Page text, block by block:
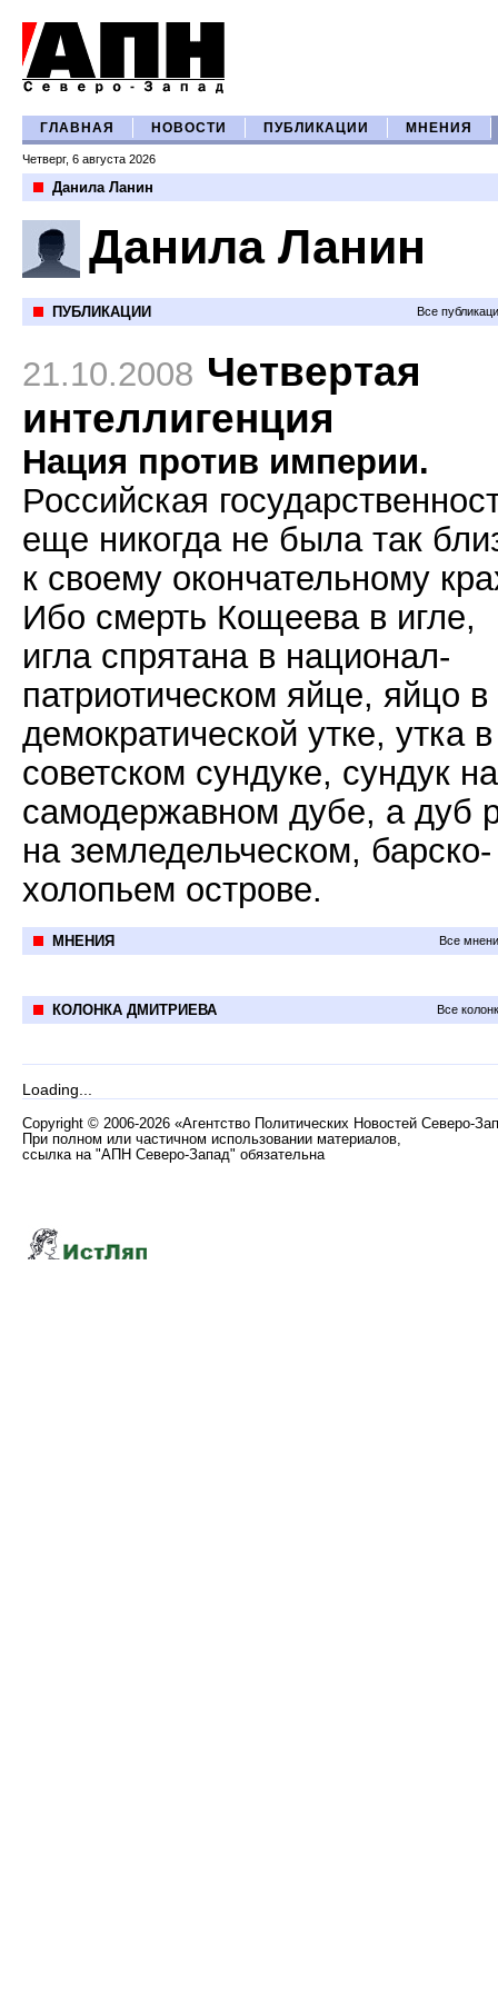
ГЛАВНАЯ НОВОСТИ ПУБЛИКАЦИИ МНЕНИЯ
Четверг, 6 августа 2026
Данила Ланин
Данила Ланин
ПУБЛИКАЦИИ Все
21.10.2008 Четвертая
интеллигенция
Нация против империи.
Российская
еще никогда не была так
к своему окончательному
Ибо смерть Кощеева в игле,
игла спрятана в национал-
патриотическом яйце, яйцо в
демократической утке, утка в
советском сундуке, сундук на
самодержавном дубе, а дуб
на земледельческом, барско-
холопьем острове.
МНЕНИЯ Все
КОЛОНКА ДМИТРИЕВА Все
Loading...
Copyright © 2006-2026 «Агентство Политических Новостей Северо-
При полном или частичном использовании материалов,
ссылка на "АПН Северо-Запад" обязательна